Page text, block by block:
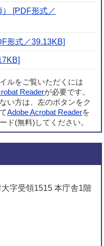
） [PDF形式／
形式／39.13KB]
ルをご覧いただくには
Readerが必要です。
い方は、左のボタンをク
Adobe Acrobat Readerを
ド(無料)してください。
字受領1515 本庁舎1階